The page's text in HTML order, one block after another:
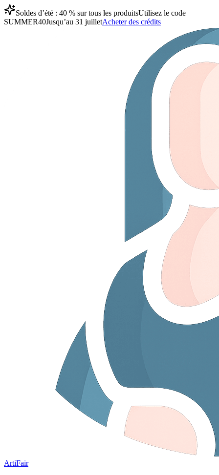
Soldes d’été : 40 % sur tous les produitsUtilisez le code
SUMMER40Jusqu’au 31 juilletAcheter des crédits
ArtiFair